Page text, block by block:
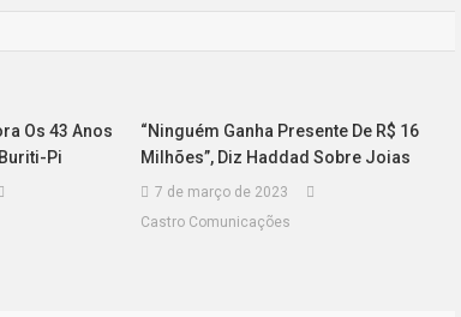
Os 43 Anos
Pi
“Ninguém Ganha Presente De R$ 16
Milhões”, Diz Haddad Sobre Joias
7 de março de 2023
Castro Comunicações